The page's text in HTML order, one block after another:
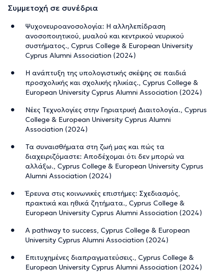
Συμμετοχή σε συνέδρια
Ψυχονευροανοσολογία: Η αλληλεπίδραση
ανοσοποιητικού, μυαλού και κεντρικού νευρικού
συστήματος., Cyprus College & European University
Cyprus Alumni Association (2024)
Η ανάπτυξη της υπολογιστικής σκέψης σε παιδιά
προσχολικής και σχολικής ηλικίας., Cyprus College &
European University Cyprus Alumni Association (2024)
Νέες Τεχνολογίες στην Γηριατρική Διαιτολογία., Cyprus
College & European University Cyprus Alumni
Association (2024)
Τα συναισθήματα στη ζωή μας και πώς τα
διαχειριζόμαστε: Αποδέχομαι ότι δεν μπορώ να
αλλάξω., Cyprus College & European University Cyprus
Alumni Association (2024)
Έρευνα στις κοινωνικές επιστήμες: Σχεδιασμός,
πρακτικά και ηθικά ζητήματα., Cyprus College &
European University Cyprus Alumni Association (2024)
A pathway to success, Cyprus College & European
University Cyprus Alumni Association (2024)
Επιτυχημένες διαπραγματεύσεις., Cyprus College &
European University Cyprus Alumni Association (2024)